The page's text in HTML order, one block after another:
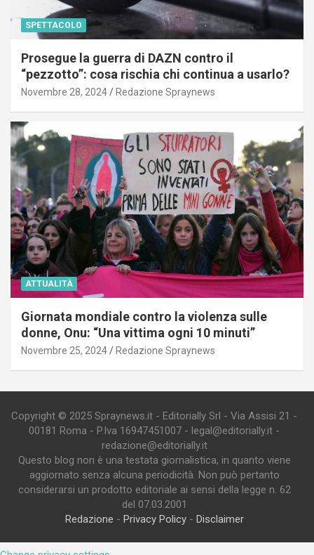
SPETTACOLO
Prosegue la guerra di DAZN contro il
“pezzotto”: cosa rischia chi continua a usarlo?
Novembre 28, 2024 Redazione Spraynews
ATTUALITÀ
Giornata mondiale contro la violenza sulle
donne, Onu: “Una vittima ogni 10 minuti”
Novembre 25, 2024 Redazione Spraynews
Copyright © 2025 Spraynews.it - Editorially Srl - Via Assisi 21 -
00181 Roma - P.Iva 16947451007 - legal@editorially.it -
redazione@editorially.it
Questo blog non è una testata giornalistica, in quanto viene
aggiornato senza alcuna periodicità. Non può pertanto
considerarsi un prodotto editoriale ai sensi della legge n. 62
del 07.03.2001
Redazione - Privacy Policy- Disclaimer